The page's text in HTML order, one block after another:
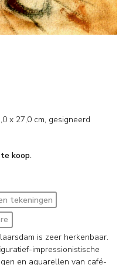
x 27,0 cm, gesigneerd
koop.
tekeningen
is zeer herkenbaar.
impressionistische
en aquarellen van café-